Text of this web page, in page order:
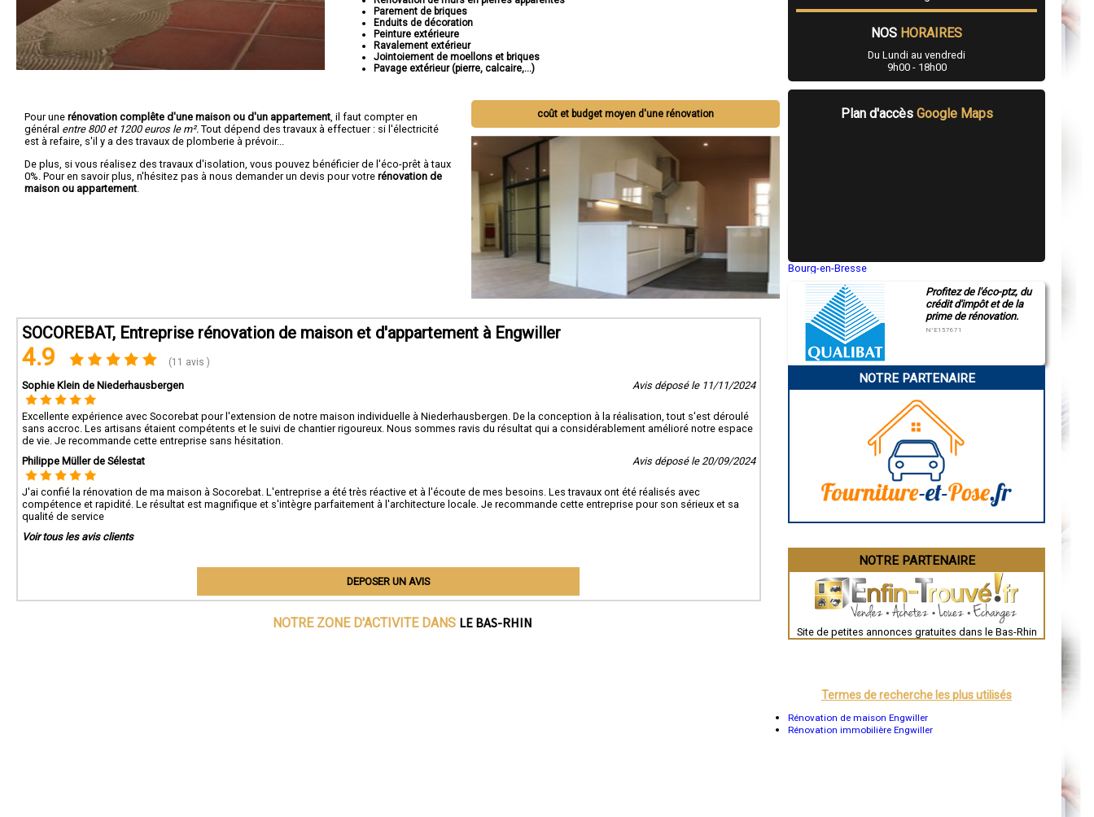
Parement de briques
Enduits de décoration
Peinture extérieure
Ravalement extérieur
Jointoiement de moellons et briques
Pavage extérieur (pierre, calcaire,...)
coût et budget moyen d'une rénovation
Pour une rénovation complête d'une maison ou d'un appartement , il faut compter en
général entre 800 et 1200 euros le m². Tout dépend des travaux à effectuer : si l'électricité
est à refaire, s'il y a des travaux de plomberie à prévoir...
De plus, si vous réalisez des travaux d'isolation, vous pouvez bénéficier de l'éco-prêt à taux
0%. Pour en savoir plus, n'hésitez pas à nous demander un devis pour votre rénovation de
maison ou appartement
SOCOREBAT, Entreprise rénovation de maison et d'appartement à Engwiller
4.9 (11 avis )
Sophie Klein de Niederhausbergen Avis déposé le 11/11/2024
Excellente expérience avec Socorebat pour l'extension de notre maison individuelle à Niederhausbergen. De la conception à la réalisation, tout s'est déroulé
sans accroc. Les artisans étaient compétents et le suivi de chantier rigoureux. Nous sommes ravis du résultat qui a considérablement amélioré notre espace
de vie. Je recommande cette entreprise sans hésitation.
Philippe Müller de Sélestat
Avis déposé le 20/09/2024
J'ai confié la rénovation de ma maison à Socorebat. L'entreprise a été très réactive et à l'écoute de mes besoins. Les travaux ont été réalisés avec
compétence et rapidité. Le résultat est magnifique et s'intègre parfaitement à l'architecture locale. Je recommande cette entreprise pour son sérieux et sa
qualité de service
Voir tous les avis clients
DEPOSER UN AVIS
NOTRE ZONE D'ACTIVITE DANS LE BAS-RHIN
NOS HORAIRES
Du Lundi au vendredi
9h00 - 18h00
Plan d'accès Google Maps
Bourg-en-Bresse
Montluçon
Manosque
Gap
Charleville-Mézières
Pamiers
Narbonne
Brive-la-Gaillarde
Guéret
Besançon
Évreux
Chartres
Nîmes
Auch
Dole
Mont-de-Marsan
Profitez de l'éco-ptz, du
crédit d'impôt et de la
prime de rénovation.
N°E157671
NOTRE PARTENAIRE
NOTRE PARTENAIRE
Site de petites annonces gratuites dans le Bas-Rhin
Termes de recherche les plus utilisés
Rénovation de maison Engwiller
Rénovation immobilière Engwiller